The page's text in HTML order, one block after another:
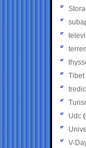
Tibet
Udc
V-